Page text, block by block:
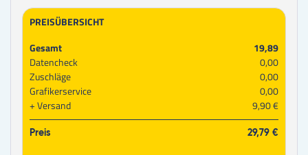
PREISÜBERSICHT
Gesamt
19,89
Datencheck
0,00
Zuschläge
0,00
Grafikerservice
0,00
Versand
9,90 €
Preis 29,79 €